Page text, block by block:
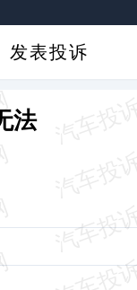
发表投诉
法